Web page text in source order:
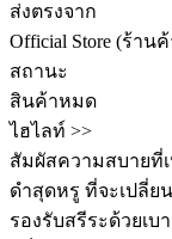
ส่งตรงจาก
Official Store (ร้าน
สถานะ
สินค้าหมด
ไฮไลท์ >>
สัมผัสความสบายที่
ดำสุดหรู ที่จะเปลี่
รองรับสรีระด้วยเบ